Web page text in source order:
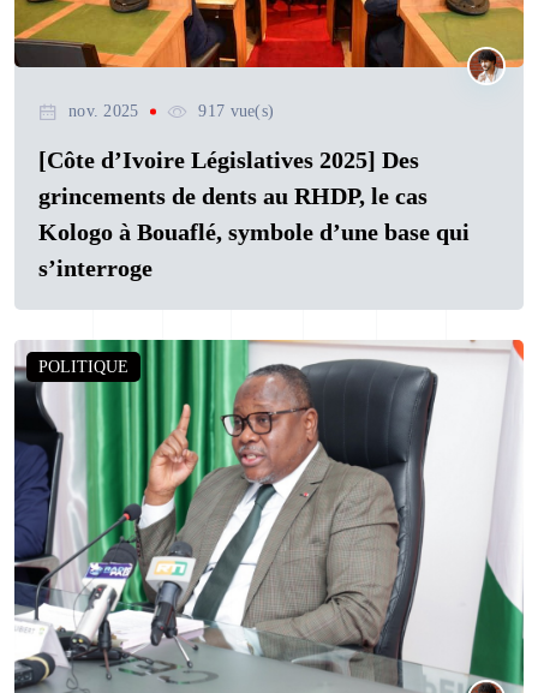
nov. 2025 917 vue(s)
[Côte d’Ivoire Législatives 2025] Des
grincements de dents au RHDP, le cas
Kologo à Bouaflé, symbole d’une base qui
s’interroge
POLITIQUE